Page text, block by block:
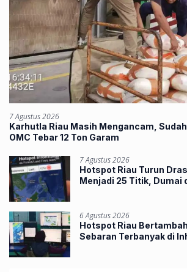
7 Agustus 2026
Karhutla Riau Masih Mengancam,
OMC Tebar 12 Ton Garam
7 Agustus 2026
Hotspot Riau Turun
Menjadi 25 Titik, Dumai
6 Agustus 2026
Hotspot Riau
Sebaran Terbanyak di